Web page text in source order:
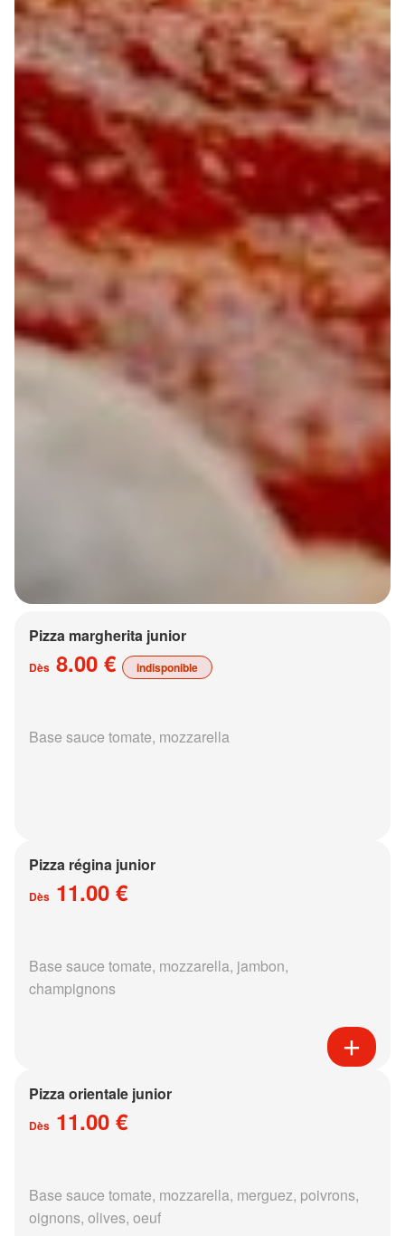
Pizza margherita junior
Dès 8.00 € indisponible
Base sauce tomate, mozzarella
Pizza régina junior
Dès 11.00 €
Base sauce tomate, mozzarella, jambon,
champignons
Pizza orientale junior
Dès 11.00 €
Base sauce tomate, mozzarella, merguez, poivrons,
oignons, olives, oeuf